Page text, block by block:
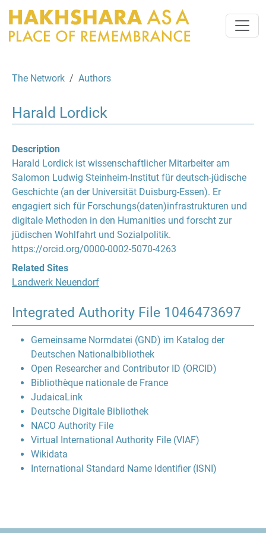
The Network Authors
Harald Lordick
Description
Harald Lordick ist wissenschaftlicher Mitarbeiter am
Salomon Ludwig Steinheim-Institut für deutsch-jüdische
Geschichte (an der Universität Duisburg-Essen). Er
engagiert sich für Forschungs(daten)infrastrukturen und
digitale Methoden in den Humanities und forscht zur
jüdischen Wohlfahrt und Sozialpolitik.
https://orcid.org/0000-0002-5070-4263
Related Sites
Landwerk Neuendorf
Integrated Authority File 1046473697
Gemeinsame Normdatei (GND) im Katalog der
Deutschen Nationalbibliothek
Open Researcher and Contributor ID (ORCID)
Bibliothèque nationale de France
JudaicaLink
Deutsche Digitale Bibliothek
NACO Authority File
Virtual International Authority File (VIAF)
Wikidata
International Standard Name Identifier (ISNI)